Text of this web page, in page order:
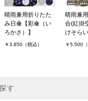
晴雨兼用折りたた
み日傘【彩傘（い
ろかさ）】
￥3,850（税込）
晴雨兼
合(紅掛
けそらい
￥5,500（
す